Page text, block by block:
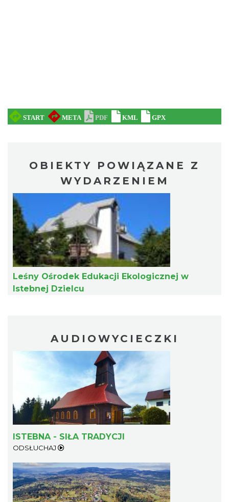
Pokazy tradycji - pokaz pszczelarski w
Muzeum Beskidzkim
Wisła
2026-08-26
8.31 km
W górach jest wszystko co kocham
Koncert orkiestry dętej „Echo Adwentu”
Wisła
2026-08-09
8.34 km
OBIEKTY POWIĄZANE Z
WYDARZENIEM
Leśny Ośrodek Edukacji Ekologicznej w
Istebnej Dzielcu
AUDIOWYCIECZKI
ISTEBNA - SIŁA TRADYCJI
ODSŁUCHAJ